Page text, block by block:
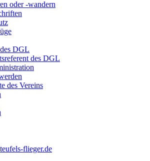
oder -wandern
DGL
des DGL
des Vereins